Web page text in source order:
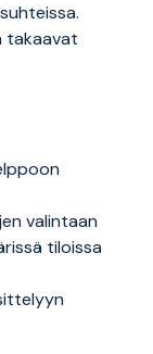
takaavat
valintaan
tiloissa